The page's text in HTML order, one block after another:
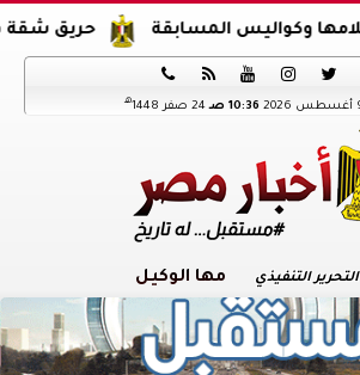
حريق شقة في الدرب المسابقة





10:36 صـ 24 صفر 1448 هـ
التنفيذي مها الوكيل